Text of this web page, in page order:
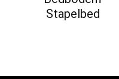
Stapelbed